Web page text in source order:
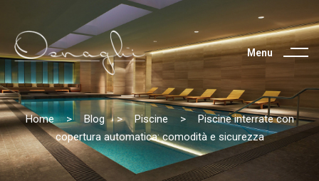
Menu
Home > Blog > Piscine >
Piscine interrate con
copertura automatica: comodità e sicurezza